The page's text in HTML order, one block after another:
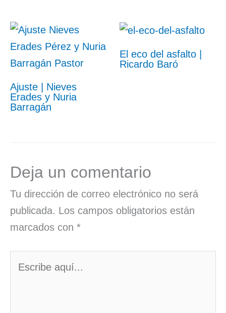
Ajuste | Nieves
Erades y Nuria
Barragán
El eco del asfalto |
Ricardo Baró
Deja un comentario
Tu dirección de correo electrónico no será
publicada. Los campos obligatorios están
marcados con *